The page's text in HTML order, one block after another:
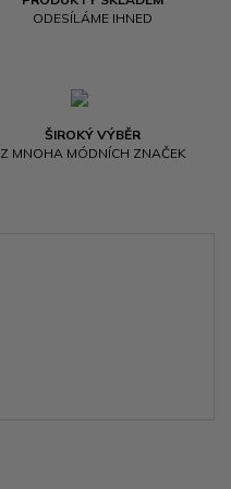
ODESÍLÁME IHNED
ŠIROKÝ VÝBĚR
Z MNOHA MÓDNÍCH ZNAČEK